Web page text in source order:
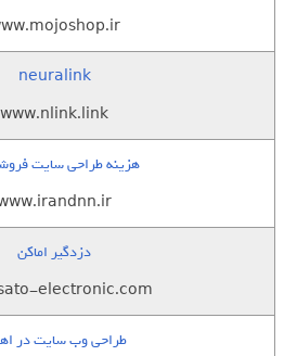
neuralink
www.nlink.link
هزینه طراحی سایت
دزدگیر اماکن
electronic.com
طراحی وب سایت در